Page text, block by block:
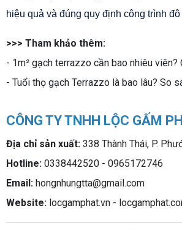
hiệu quả và đúng quy định công trình đô
>>> Tham khảo thêm:
- 1m² gạch terrazzo cần bao nhiêu
- Tuổi thọ gạch Terrazzo là bao lâu? So
CÔNG TY TNHH LỘC GẤM
Địa chỉ sản xuất: 338 Thành Thái, P.
Hotline: 0338442520 - 0965172746
Email: hongnhungtta@gmail.com
Website: locgamphat.vn -